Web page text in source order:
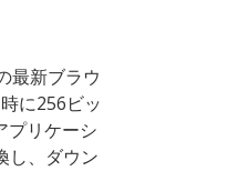
最新ブラウ
に256ビッ
プリケーシ
し、ダウン